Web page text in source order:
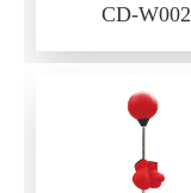
CD-W002